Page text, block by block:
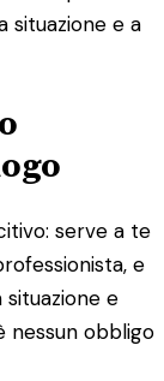
situazione e a
serve a te
e
e
nessun obbligo